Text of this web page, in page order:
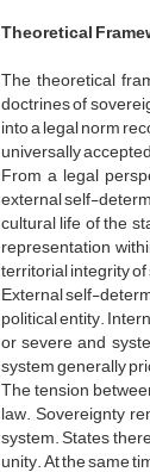
Theoretical
The theoretical
doctrines of
into a legal norm
universally
From a legal
external self-
cultural life of the
representation
territorial integrity
External self-
political entity.
or severe and
system generally
The tension
law. Sovereignty
system. States
unity. At the same